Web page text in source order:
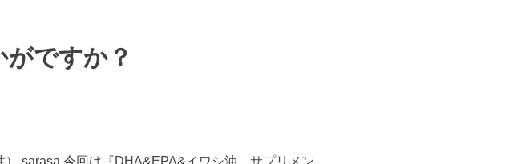
ですか？
sarasa 今回は『DHA&EPA&イワシ油 サプリメン